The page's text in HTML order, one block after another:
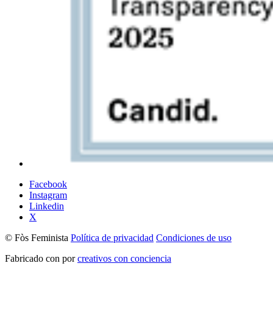
Facebook
Instagram
Linkedin
X
© Fòs Feminista Política de privacidad Condiciones de uso
Fabricado con porcreativos con conciencia